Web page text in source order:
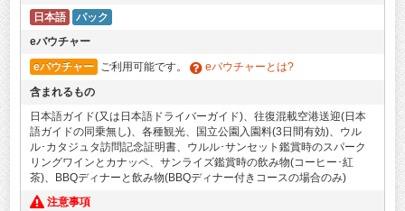
日本語
パック
eバウチャー
eバウチャー ご利用可能です。
eバウチャーとは?
含まれるもの
日本語ガイド(又は日本語ドライバーガイド)、往復混載空港送迎(日本
語ガイドの同乗無し)、各種観光、国立公園入園料(3日間有効)、ウル
ル･カタジュタ訪問記念証明書、ウルル･サンセット鑑賞時のスパーク
リングワインとカナッペ、サンライズ鑑賞時の飲み物(コーヒー･紅
茶)、BBQディナーと飲み物(BBQディナー付きコースの場合のみ)
注意事項